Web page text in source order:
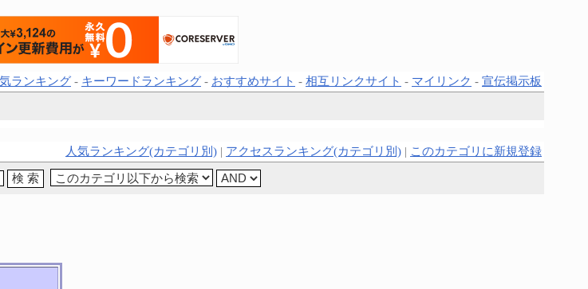
ランキング - キーワードランキング - おすすめサイト - 相互リンクサイト - マイリンク - 宣伝掲示板
人気ランキング(カテゴリ別) | アクセスランキング(カテゴリ別) | このカテゴリに新規登録